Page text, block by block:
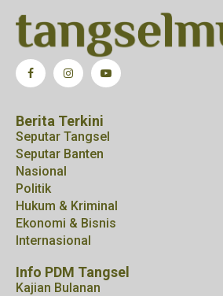
Berita Terkini
Seputar Tangsel
Seputar Banten
Nasional
Politik
Hukum & Kriminal
Ekonomi & Bisnis
Internasional
Info PDM Tangsel
Kajian Bulanan